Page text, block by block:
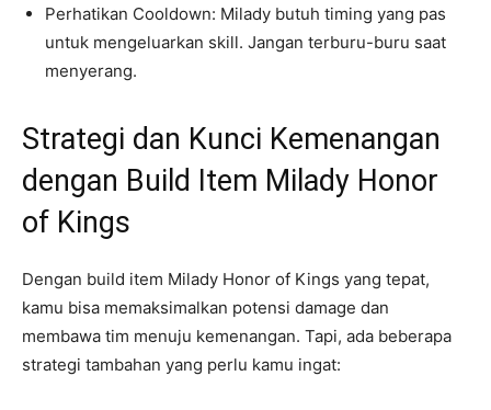
Perhatikan Cooldown: Milady butuh timing yang pas
untuk mengeluarkan skill. Jangan terburu-buru saat
menyerang.
Strategi dan Kunci Kemenangan
dengan Build Item Milady Honor
of Kings
Dengan build item Milady Honor of Kings yang tepat,
kamu bisa memaksimalkan potensi damage dan
membawa tim menuju kemenangan. Tapi, ada beberapa
strategi tambahan yang perlu kamu ingat: